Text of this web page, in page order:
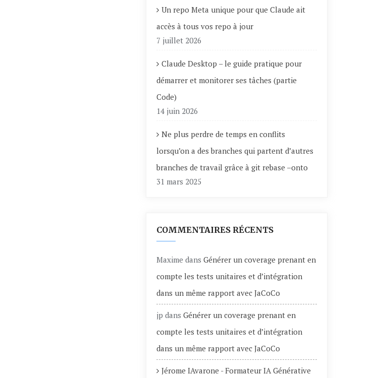
Un repo Meta unique pour que Claude ait
accès à tous vos repo à jour
7 juillet 2026
Claude Desktop – le guide pratique pour
démarrer et monitorer ses tâches (partie
Code)
14 juin 2026
Ne plus perdre de temps en conflits
lorsqu’on a des branches qui partent d’autres
branches de travail grâce à git rebase –onto
31 mars 2025
COMMENTAIRES RÉCENTS
Maxime dans Générer un coverage prenant en
compte les tests unitaires et d’intégration
dans un même rapport avec JaCoCo
jp dans Générer un coverage prenant en
compte les tests unitaires et d’intégration
dans un même rapport avec JaCoCo
Jérome IAvarone - Formateur IA Générative